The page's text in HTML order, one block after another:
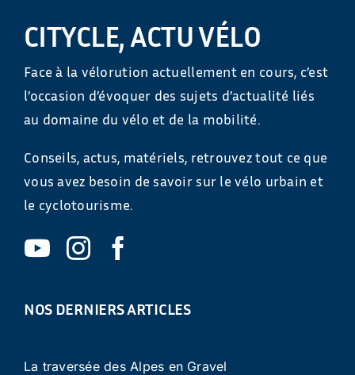
CITYCLE, ACTU VÉLO
Face à la vélorution actuellement en cours, c’est
l’occasion d’évoquer des sujets d’actualité liés
au domaine du vélo et de la mobilité.
Conseils, actus, matériels, retrouvez tout ce que
vous avez besoin de savoir sur le vélo urbain et
le cyclotourisme.
NOS DERNIERS ARTICLES
La traversée des Alpes en Gravel